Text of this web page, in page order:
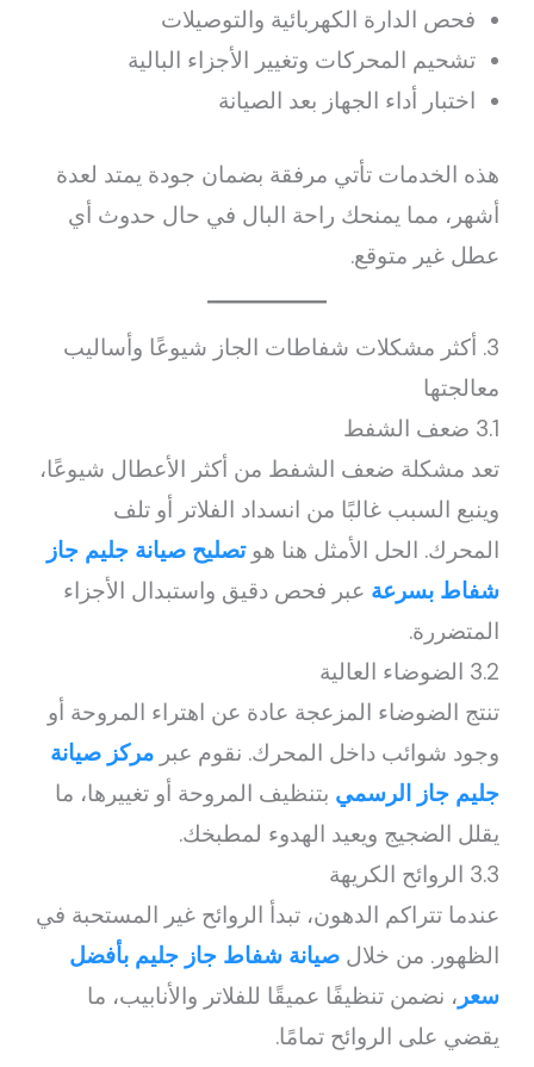
فحص الدارة الكهربائية والتوصيلات
تشحيم المحركات وتغيير الأجزاء البالية
اختبار أداء الجهاز بعد الصيانة
هذه الخدمات تأتي مرفقة بضمان جودة يمتد لعدة
أشهر، مما يمنحك راحة البال في حال حدوث أي
عطل غير متوقع.
3. أكثر مشكلات شفاطات الجاز شيوعًا وأساليب
معالجتها
3.1 ضعف الشفط
تعد مشكلة ضعف الشفط من أكثر الأعطال شيوعًا،
وينبع السبب غالبًا من انسداد الفلاتر أو تلف
المحرك. الحل الأمثل هنا هوتصليح صيانة جليم جاز
شفاط بسرعة عبر فحص دقيق واستبدال الأجزاء
المتضررة.
3.2 الضوضاء العالية
تنتج الضوضاء المزعجة عادة عن اهتراء المروحة أو
وجود شوائب داخل المحرك. نقوم عبرمركز صيانة
جليم جاز الرسمي بتنظيف المروحة أو تغييرها، ما
يقلل الضجيج ويعيد الهدوء لمطبخك.
3.3 الروائح الكريهة
عندما تتراكم الدهون، تبدأ الروائح غير المستحبة في
الظهور. من خلالصيانة شفاط جاز جليم بأفضل
سعر ، نضمن تنظيفًا عميقًا للفلاتر والأنابيب، ما
يقضي على الروائح تمامًا.